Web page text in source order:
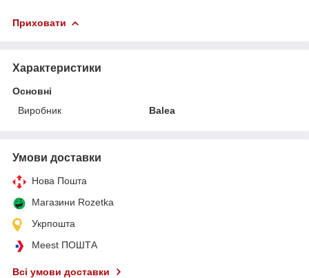
Приховати
Характеристики
Основні
Виробник
Balea
Умови доставки
Нова Пошта
Магазини Rozetka
Укрпошта
Meest ПОШТА
Всі умови доставки